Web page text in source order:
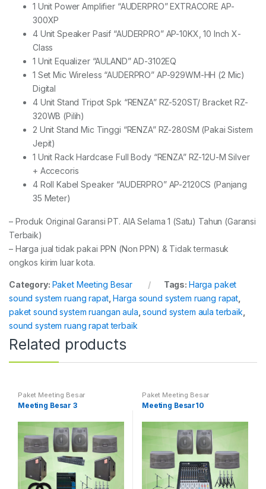
1 Unit Power Amplifier “AUDERPRO” EXTRACORE AP-
300XP
4 Unit Speaker Pasif “AUDERPRO” AP-10KX, 10 Inch X-
Class
1 Unit Equalizer “AULAND” AD-3102EQ
1 Set Mic Wireless “AUDERPRO” AP-929WM-HH (2 Mic)
Digital
4 Unit Stand Tripot Spk “RENZA” RZ-520ST/ Bracket RZ-
320WB (Pilih)
2 Unit Stand Mic Tinggi “RENZA” RZ-280SM (Pakai Sistem
Jepit)
1 Unit Rack Hardcase Full Body “RENZA” RZ-12U-M Silver
+ Accecoris
4 Roll Kabel Speaker “AUDERPRO” AP-2120CS (Panjang
35 Meter)
– Produk Original Garansi PT. AIA Selama 1 (Satu) Tahun (Garansi
Terbaik)
– Harga jual tidak pakai PPN (Non PPN) & Tidak termasuk
ongkos kirim luar kota.
Category: Paket Meeting Besar Tags: Harga paket
sound system ruang rapat,Harga sound system ruang rapat
paket sound system ruangan aula ,sound system aula terbaik
sound system ruang rapat terbaik
Related products
Paket Meeting Besar
Meeting Besar 3
Paket Meeting Besar
Meeting Besar10